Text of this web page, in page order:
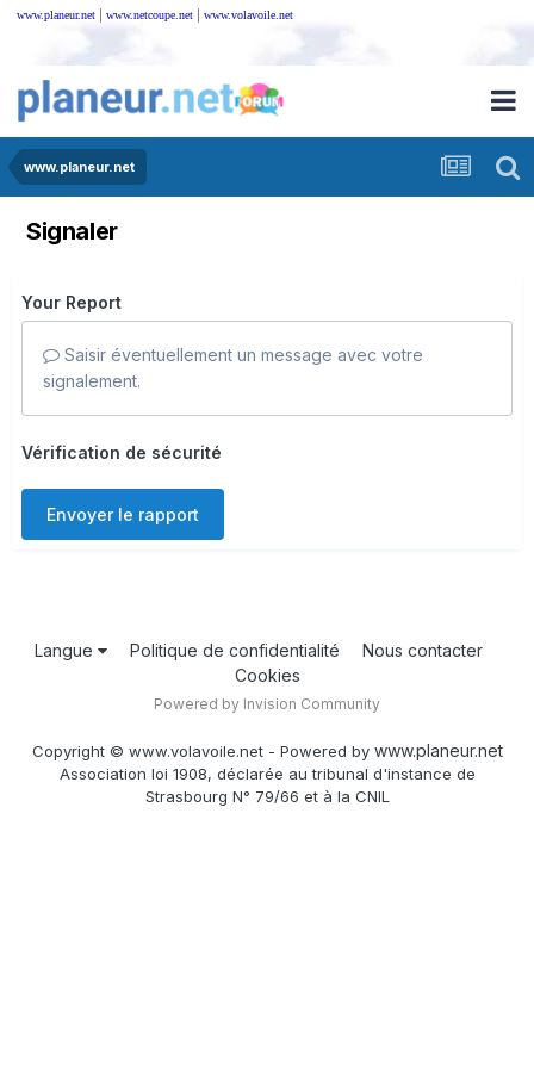
www.planeur.net | www.netcoupe.net | www.volavoile.net
www.planeur.net
Signaler
Your Report
Saisir éventuellement un message avec votre
signalement.
Vérification de sécurité
Envoyer le rapport
Langue Politique de confidentialité
Nous contacter
Cookies
Powered by Invision Community
Copyright © www.volavoile.net - Powered by www.planeur.net
Association loi 1908, déclarée au tribunal d'instance de
Strasbourg N° 79/66 et à la CNIL